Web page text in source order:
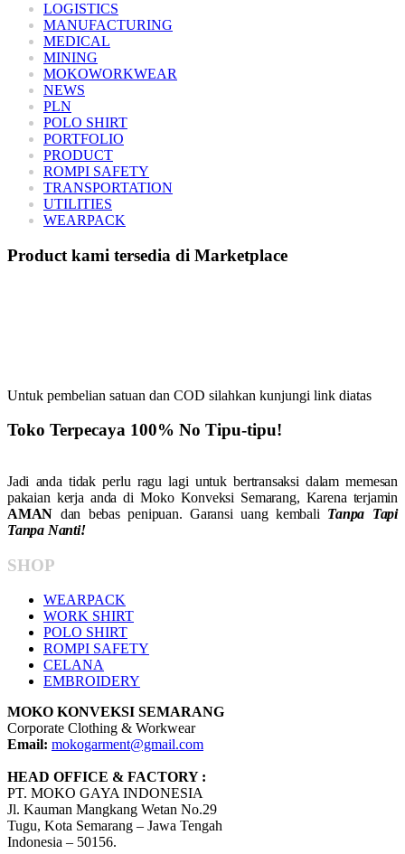
LOGISTICS
MANUFACTURING
MEDICAL
MINING
MOKOWORKWEAR
NEWS
PLN
POLO SHIRT
PORTFOLIO
PRODUCT
ROMPI SAFETY
TRANSPORTATION
UTILITIES
WEARPACK
Product kami tersedia di Marketplace
Untuk pembelian satuan dan COD silahkan kunjungi link diatas
Toko Terpecaya 100% No Tipu-tipu!
Jadi anda tidak perlu ragu lagi untuk bertransaksi dalam memesan
pakaian kerja anda di Moko Konveksi Semarang, Karena terjamin
AMAN dan bebas penipuan. Garansi uang kembali Tanpa Tapi
Tanpa Nanti!
SHOP
WEARPACK
WORK SHIRT
POLO SHIRT
ROMPI SAFETY
CELANA
EMBROIDERY
MOKO KONVEKSI SEMARANG
Corporate Clothing & Workwear
Email: mokogarment@gmail.com
HEAD OFFICE & FACTORY :
PT. MOKO GAYA INDONESIA
Jl. Kauman Mangkang Wetan No.29
Tugu, Kota Semarang – Jawa Tengah
Indonesia – 50156.